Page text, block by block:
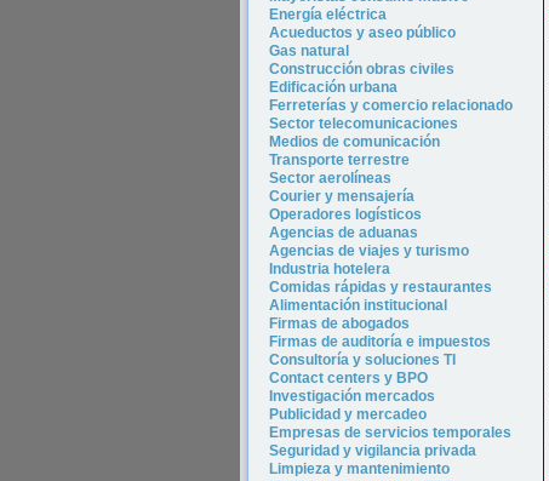
Energía eléctrica
Acueductos y aseo público
Gas natural
Construcción obras civiles
Edificación urbana
Ferreterías y comercio relacionado
Sector telecomunicaciones
Medios de comunicación
Transporte terrestre
Sector aerolíneas
Courier y mensajería
Operadores logísticos
Agencias de aduanas
Agencias de viajes y turismo
Industria hotel era
Comidas rápidas y restaurantes
Alimentación institucional
Firmas de abogados
Firmas de auditoría e impuestos
Consultoría y soluciones TI
Contact centers y BPO
Investigación mercados
Publicidad y mercadeo
Empresas de servicios temporales
Seguridad y vigilancia privada
Limpieza y mantenimiento